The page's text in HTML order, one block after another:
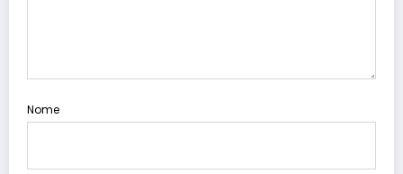
Nome